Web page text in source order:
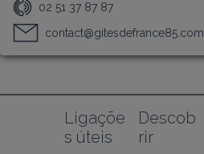
02 51 37 87 87
contact@gitesdefrance85.com
Ligaçõe
s úteis
Descob
rir